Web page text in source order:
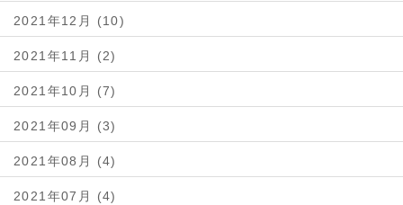
2021年12月 (10)
2021年11月 (2)
2021年10月 (7)
2021年09月 (3)
2021年08月 (4)
2021年07月 (4)